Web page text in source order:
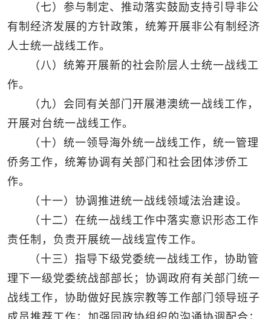
（七）参与制定、推动落实鼓励支持引导非公
有制经济发展的方针政策，统筹开展非公有制经济
人士统一战线工作。
（八）统筹开展新的社会阶层人士统一战线工
作。
（九）会同有关部门开展港澳统一战线工作，
开展对台统一战线工作。
（十）统一领导海外统一战线工作，统一管理
侨务工作，统筹协调有关部门和社会团体涉侨工
作。
（十一）协调推进统一战线领域法治建设。
（十二）在统一战线工作中落实意识形态工作
责任制，负责开展统一战线宣传工作。
（十三）指导下级党委统一战线工作，协助管
理下一级党委统战部部长；协调政府有关部门统一
战线工作，协助做好民族宗教等工作部门领导班子